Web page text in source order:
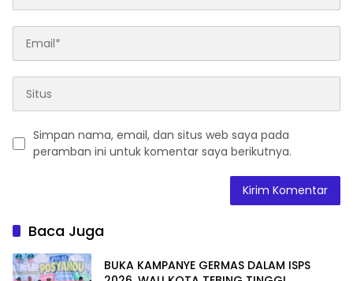
Simpan nama, email, dan situs web saya pada
peramban ini untuk komentar saya berikutnya.
Baca Juga
BUKA KAMPANYE GERMAS DALAM ISPS